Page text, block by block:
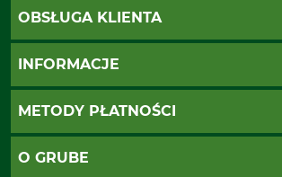
OBSŁUGA KLIENTA
Katalogi Grube
Ustawienia plików cookie
INFORMACJE
Koszty dostawy
METODY PŁATNOŚCI
PayU
O GRUBE